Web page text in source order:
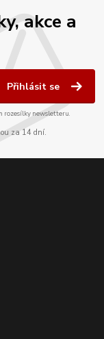
akce a
Přihlásit se
rozesílky newsletteru.
za 14 dní.